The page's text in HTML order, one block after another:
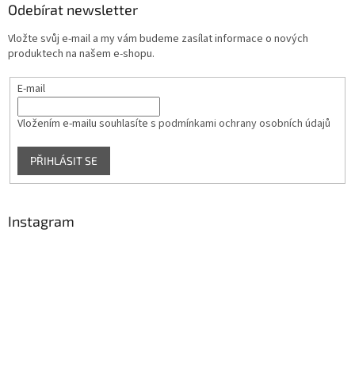
v
k
v
i
Odebírat newsletter
Vložte svůj e-mail a my vám budeme zasílat informace o nových
produktech na našem e-shopu.
E-mail
Vložením e-mailu souhlasíte s podmínkami ochrany osobních údajů
PŘIHLÁSIT SE
Instagram